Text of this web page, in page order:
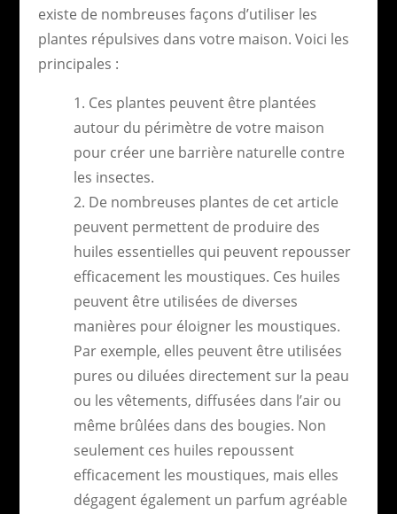
existe de nombreuses façons d’utiliser les
plantes répulsives dans votre maison. Voici les
principales :
Ces plantes peuvent être plantées
autour du périmètre de votre maison
pour créer une barrière naturelle contre
les insectes.
De nombreuses plantes de cet article
peuvent permettent de produire des
huiles essentielles qui peuvent repousser
efficacement les moustiques. Ces huiles
peuvent être utilisées de diverses
manières pour éloigner les moustiques.
Par exemple, elles peuvent être utilisées
pures ou diluées directement sur la peau
ou les vêtements, diffusées dans l’air ou
même brûlées dans des bougies. Non
seulement ces huiles repoussent
efficacement les moustiques, mais elles
dégagent également un parfum agréable